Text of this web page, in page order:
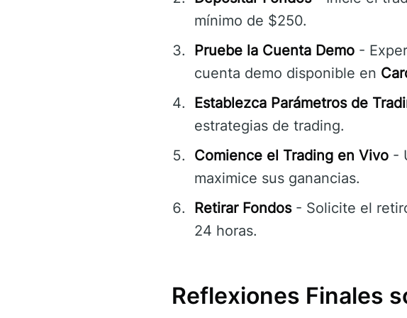
mínimo de $250.
Pruebe la Cuenta Demo -
cuenta demo disponible en
Establezca Parámetros de
estrategias de trading.
Comience el Trading en Vivo -
maximice sus ganancias.
Retirar Fondos- Solicite el
24 horas.
Reflexiones Finales